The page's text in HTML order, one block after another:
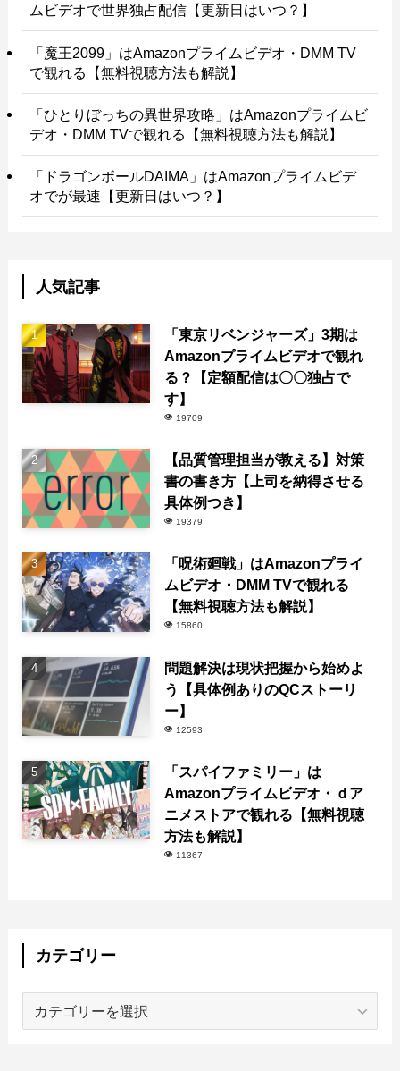
ムビデオで世界独占配信【更新日はいつ？】
「魔王2099」はAmazonプライムビデオ・DMM TV
で観れる【無料視聴方法も解説】
「ひとりぼっちの異世界攻略」はAmazonプライムビ
デオ・DMM TVで観れる【無料視聴方法も解説】
「ドラゴンボールDAIMA」はAmazonプライムビデ
オでが最速【更新日はいつ？】
人気記事
「東京リベンジャーズ」3期は
Amazonプライムビデオで観れ
る？【定額配信は〇〇独占で
す】
19709
【品質管理担当が教える】対策
書の書き方【上司を納得させる
具体例つき】
19379
「呪術廻戦」はAmazonプライ
ムビデオ・DMM TVで観れる
【無料視聴方法も解説】
15860
問題解決は現状把握から始めよ
う【具体例ありのQCストーリ
ー】
12593
「スパイファミリー」は
Amazonプライムビデオ・ｄア
ニメストアで観れる【無料視聴
方法も解説】
11367
カテゴリー